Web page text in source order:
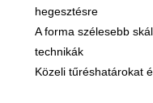
hegesztésre
A forma szélesebb
technikák
Közeli tűréshatárokat